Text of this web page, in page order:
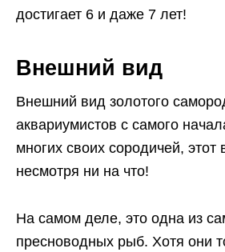
достигает 6 и даже 7 лет!
Внешний вид
Внешний вид золотого
аквариумистов с самого
многих своих сородичей, этот
несмотря ни на что!
На самом деле, это одна из
пресноводных рыб. Хотя они